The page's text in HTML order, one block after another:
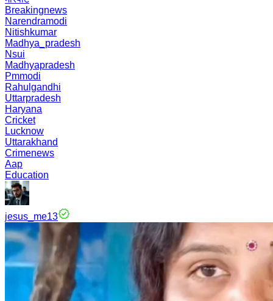
Breakingnews
Narendramodi
Nitishkumar
Madhya_pradesh
Nsui
Madhyapradesh
Pmmodi
Rahulgandhi
Uttarpradesh
Haryana
Cricket
Lucknow
Uttarakhand
Crimenews
Aap
Education
jesus_me13